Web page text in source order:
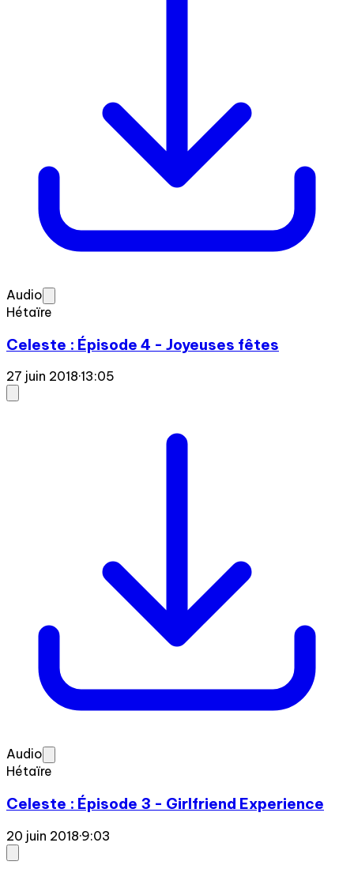
Audio
Hétaïre
Celeste : Épisode 4 - Joyeuses fêtes
27 juin 2018·13:05
Audio
Hétaïre
Celeste : Épisode 3 - Girlfriend Experience
20 juin 2018·9:03